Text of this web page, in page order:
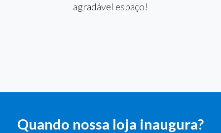
agradável espaço!
Quando nossa loja inaugura?